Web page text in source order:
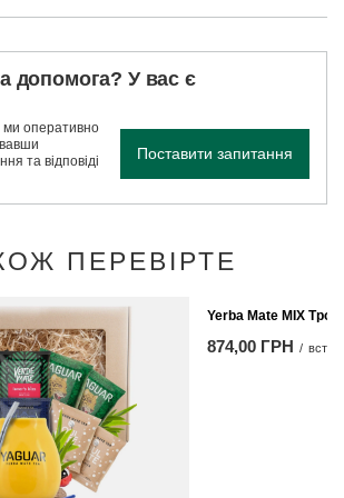
допомога? У вас є
ми оперативно
та відповіді
Поставити запитання
ПЕРЕВІРТЕ
Yerba Mate MIX
874,00 ГРН /